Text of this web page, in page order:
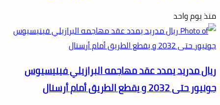
منذ يوم واحد
ريال مدريد يمدد عقد مهاجمه البرازيلي فينيسيوس
جونيور حتى 2032 و يقطع الطريق أمام أرسنال